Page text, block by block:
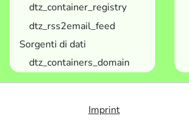
dtz_container_registry
dtz_rss2email_feed
Sorgenti di dati
dtz_containers_domain
Imprint